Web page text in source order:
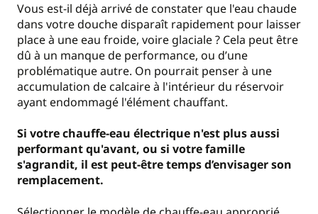
Vous est-il déjà arrivé de constater que l'eau chaude
dans votre douche disparaît rapidement pour laisser
place à une eau froide, voire glaciale ? Cela peut être
dû à un manque de performance, ou d’une
problématique autre. On pourrait penser à une
accumulation de calcaire à l'intérieur du réservoir
ayant endommagé l'élément chauffant.
Si votre chauffe-eau électrique n'est plus aussi
performant qu'avant, ou si votre famille
s'agrandit, il est peut-être temps d’envisager son
remplacement.